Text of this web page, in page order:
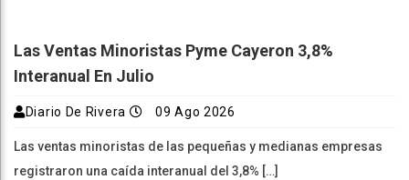
Las Ventas Minoristas Pyme Cayeron 3,8%
Interanual En Julio
Diario De Rivera 09 Ago 2026
Las ventas minoristas de las pequeñas y medianas empresas
registraron una caída interanual del 3,8% […]